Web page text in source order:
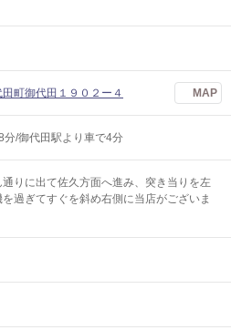
町御代田１９０２ー４ MAP
分/御代田駅より車で4分
りに出て佐久方面へ進み、突き当りを左
過ぎてすぐを斜め右側に当店がございま